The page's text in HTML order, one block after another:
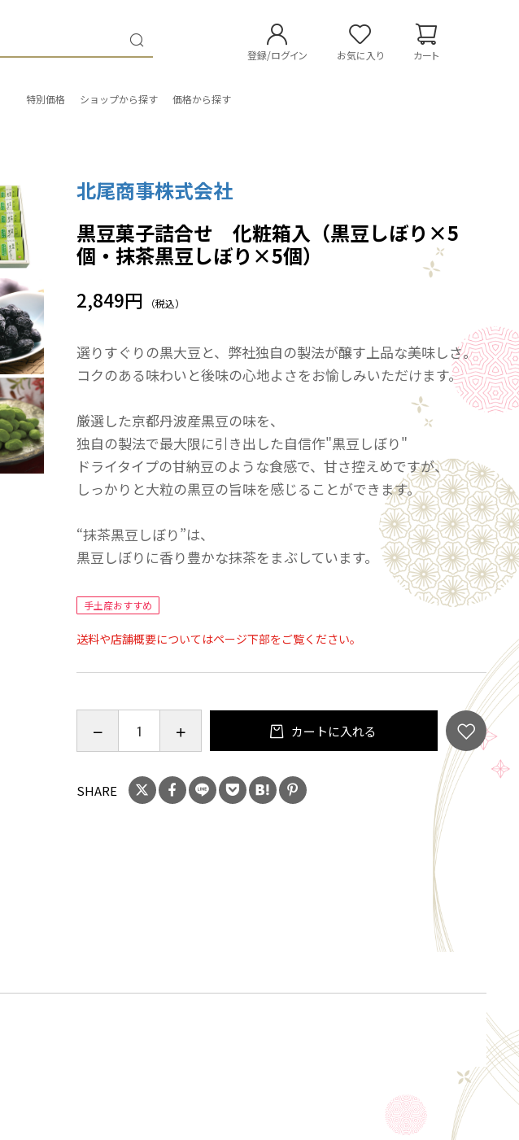
登録/ログイン お気に入り カート
特別価格 ショップから探す 価格から探す
北尾商事株式会社
黒豆菓子詰合せ 化粧箱入（黒豆しぼり×5
個・抹茶黒豆しぼり×5個）
2,849円 （税込）
選りすぐりの黒大豆と、弊社独自の製法が醸す上品な美味しさ。
コクのある味わいと後味の心地よさをお愉しみいただけます。
厳選した京都丹波産黒豆の味を、
独自の製法で最大限に引き出した自信作"黒豆しぼり"
ドライタイプの甘納豆のような食感で、甘さ控えめですが、
しっかりと大粒の黒豆の旨味を感じることができます。
“抹茶黒豆しぼり”は、
黒豆しぼりに香り豊かな抹茶をまぶしています。
手土産おすすめ
送料や店舗概要についてはページ下部をご覧ください。
カートに入れる
SHARE